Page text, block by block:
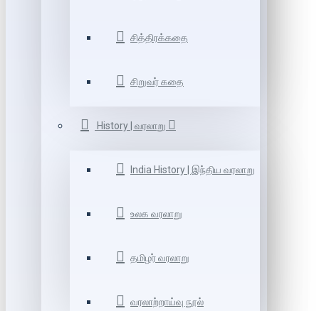
சித்திரக்கதை
சிறுவர் கதை
History | வரலாறு
India History | இந்திய வரலாறு
உலக வரலாறு
தமிழர் வரலாறு
வரலாற்றாய்வு நூல்